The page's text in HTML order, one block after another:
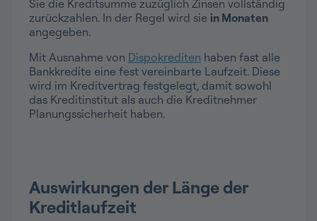
Sie die Kreditsumme zuzüglich Zinsen vollständig
zurückzahlen. In der Regel wird sie in Monaten
angegeben.
Mit Ausnahme von Dispokrediten haben fast alle
Bankkredite eine fest vereinbarte Laufzeit. Diese
wird im Kreditvertrag festgelegt, damit sowohl
das Kreditinstitut als auch die Kreditnehmer
Planungssicherheit haben.
Auswirkungen der Länge der
Kreditlaufzeit